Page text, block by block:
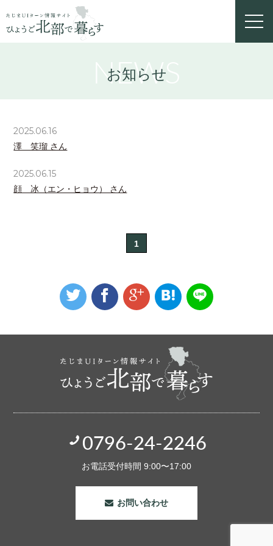
NEWS
お知らせ
2025.06.16
澤 笑瑠 さん
2025.06.15
顔 冰（エン・ヒョウ） さん
1
0796-24-2246
お電話受付時間 9:00〜17:00
お問い合わせ